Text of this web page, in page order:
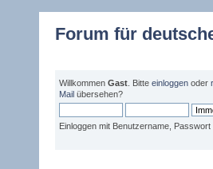
Forum für
Willkommen Gast . Bitte einloggen oder
Mail übersehen?
Einloggen mit Benutzername,